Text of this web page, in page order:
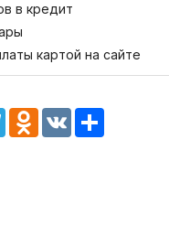
в кредит
картой на сайте
TelegramOdnoklassniki
VK